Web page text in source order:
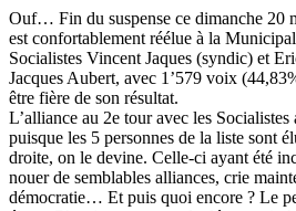
Ouf… Fin du suspense ce dimanche 20
est confortablement réélue à la
Socialistes Vincent Jaques (syndic) et
Jacques Aubert, avec 1’579 voix
être fière de son résultat.
L’alliance au 2e tour avec les
puisque les 5 personnes de la liste sont
droite, on le devine. Celle-ci ayant été
nouer de semblables alliances, crie
démocratie… Et puis quoi encore ? Le